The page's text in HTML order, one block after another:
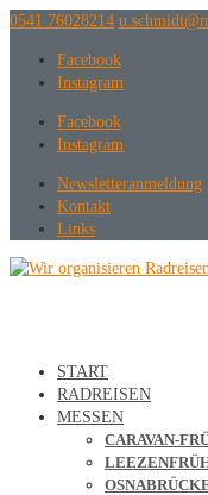
0541 76028214
Facebook
Instagram
Facebook
Instagram
Newsletteranmeldung
Kontakt
Links
START
RADREISEN
MESSEN
CARAVAN-